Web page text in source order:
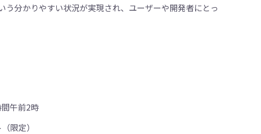
分かりやすい状況が実現され、ユーザーや開発者にとっ
午前2時
限定）